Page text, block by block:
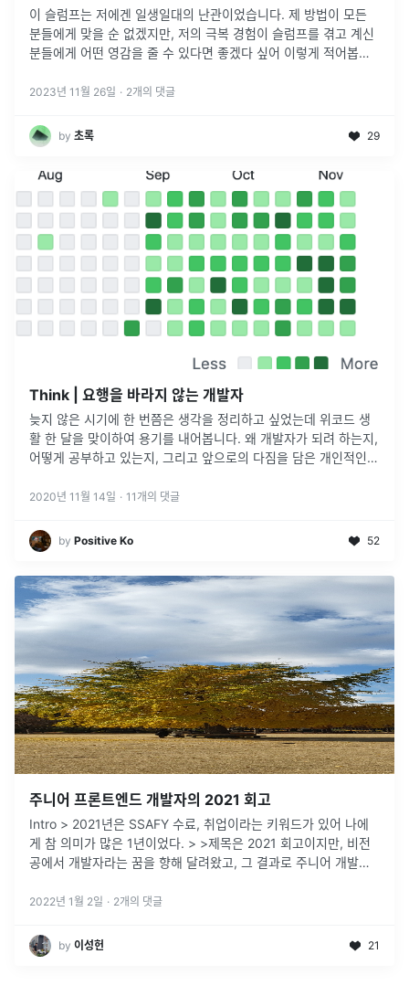
이 슬럼프는 저에겐 일생일대의 난관이었습니다. 제 방법이 모든
분들에게 맞을 순 없겠지만, 저의 극복 경험이 슬럼프를 겪고 계신
분들에게 어떤 영감을 줄 수 있다면 좋겠다 싶어 이렇게 적어봅니
을 때도 6...
2023년 11월 26일 · 2개의 댓글
by 초록 29
Think | 요행을 바라지 않는 개발자
늦지 않은 시기에 한 번쯤은 생각을 정리하고 싶었는데 위코드 생
활 한 달을 맞이하여 용기를 내어봅니다. 왜 개발자가 되려 하는지,
어떻게 공부하고 있는지, 그리고 앞으로의 다짐을 담은 개인적인
만 프로그...
2020년 11월 14일 · 11 개의 댓글
by Positive Ko 52
주니어 프론트엔드 개발자의 2021 회고
Intro > 2021년은 SSAFY 수료, 취업이라는 키워드가 있어 나에
게 참 의미가 많은 1년이었다. > >제목은 2021 회고이지만, 비전
공에서 개발자라는 꿈을 향해 달려왔고, 그 결과로 주니어 개발자
2022년 1월 2일 · 2개의 댓글
by 이성헌 21